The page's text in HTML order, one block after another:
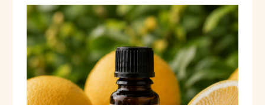
Emocionálna rovina:
Mäta kučeravá je olej sviežosti, ľahkosti
a mentálneho uvoľnenia. Pomáha najmä vtedy,
keď sme unavení, zahltení alebo potrebujeme
„vyčistiť hlavu“.
Podporuje nás, keď prežívame: